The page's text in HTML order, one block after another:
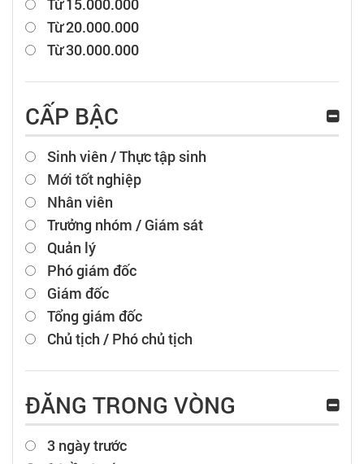
Từ 15.000.000
Từ 20.000.000
Từ 30.000.000
CẤP BẬC
Sinh viên / Thực tập sinh
Mới tốt nghiệp
Nhân viên
Trưởng nhóm / Giám sát
Quản lý
Phó giám đốc
Giám đốc
Tổng giám đốc
Chủ tịch / Phó chủ tịch
ĐĂNG TRONG VÒNG
3 ngày trước